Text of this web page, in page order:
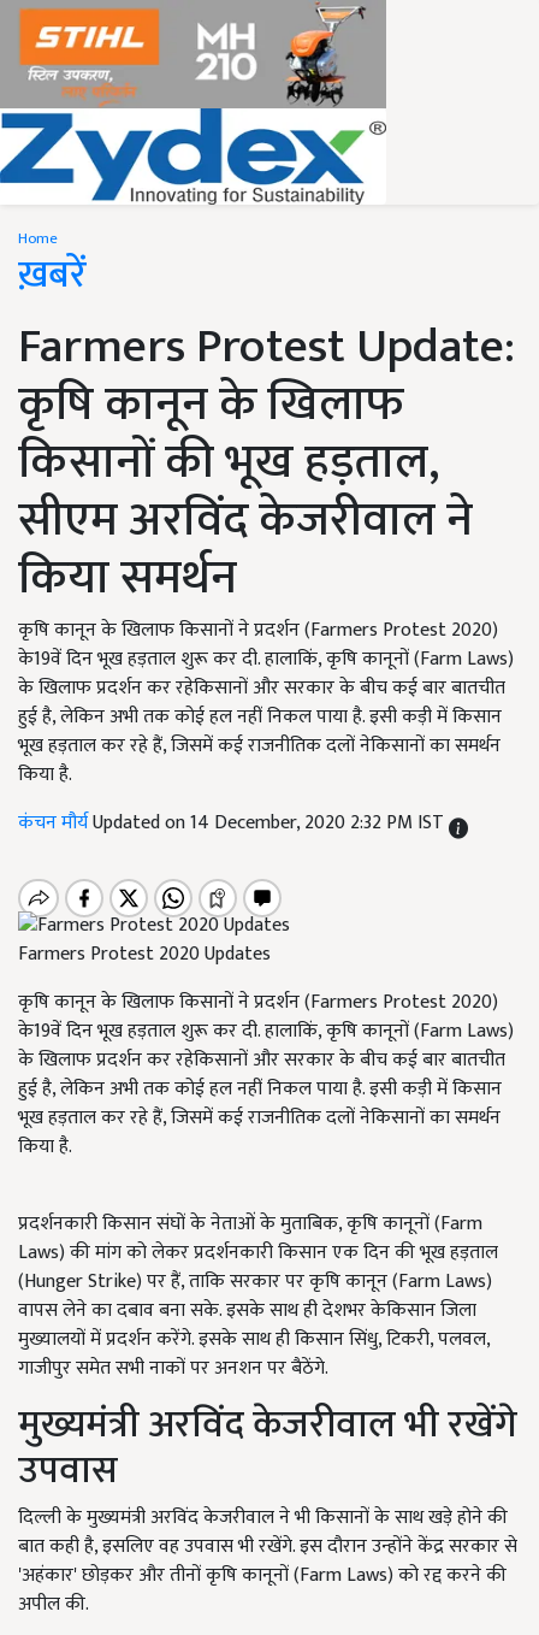
Home
ख़बरें
Farmers Protest Update:
कृषि कानून के खिलाफ
किसानों की भूख हड़ताल,
सीएम अरविंद केजरीवाल ने
किया समर्थन
कृषि कानून के खिलाफ किसानों ने प्रदर्शन (Farmers Protest 2020)
के19वें दिन भूख हड़ताल शुरू कर दी. हालाकिं, कृषि कानूनों (Farm Laws)
के खिलाफ प्रदर्शन कर रहेकिसानों और सरकार के बीच कई बार बातचीत
हुई है, लेकिन अभी तक कोई हल नहीं निकल पाया है. इसी कड़ी में किसान
भूख हड़ताल कर रहे हैं, जिसमें कई राजनीतिक दलों नेकिसानों का समर्थन
किया है.
कंचन मौर्यUpdated on 14 December, 2020 2:32 PM IST
Farmers Protest 2020 Updates
कृषि कानून के खिलाफ किसानों ने प्रदर्शन (Farmers Protest 2020)
के19वें दिन भूख हड़ताल शुरू कर दी. हालाकिं, कृषि कानूनों (Farm Laws)
के खिलाफ प्रदर्शन कर रहेकिसानों और सरकार के बीच कई बार बातचीत
हुई है, लेकिन अभी तक कोई हल नहीं निकल पाया है. इसी कड़ी में किसान
भूख हड़ताल कर रहे हैं, जिसमें कई राजनीतिक दलों नेकिसानों का समर्थन
किया है.
प्रदर्शनकारी किसान संघों के नेताओं के मुताबिक, कृषि कानूनों (Farm
Laws) की मांग को लेकर प्रदर्शनकारी किसान एक दिन की भूख हड़ताल
(Hunger Strike) पर हैं, ताकि सरकार पर कृषि कानून (Farm Laws)
वापस लेने का दबाव बना सके. इसके साथ ही देशभर केकिसान जिला
मुख्यालयों में प्रदर्शन करेंगे. इसके साथ ही किसान सिंधु, टिकरी, पलवल,
गाजीपुर समेत सभी नाकों पर अनशन पर बैठेंगे.
मुख्यमंत्री अरविंद केजरीवाल भी रखेंगे
उपवास
दिल्ली के मुख्यमंत्री अरविंद केजरीवाल ने भी किसानों के साथ खड़े होने की
बात कही है, इसलिए वह उपवास भी रखेंगे. इस दौरान उन्होंने केंद्र सरकार से
'अहंकार' छोड़कर और तीनों कृषि कानूनों (Farm Laws) को रद्द करने की
अपील की.